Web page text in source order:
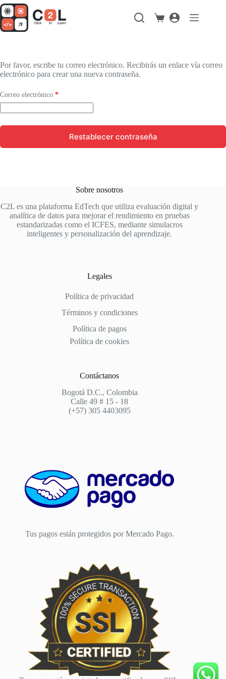
Saltar
al
contenido
Carro
Por favor, escribe tu correo electrónico. Recibirás un enlace vía correo
electrónico para crear una nueva contraseña.
Correo electrónico *Obligatorio
Restablecer contraseña
Sobre nosotros
C2L es una plataforma EdTech que utiliza evaluación digital y
analítica de datos para mejorar el rendimiento en pruebas
estandarizadas como el ICFES, mediante simulacros
inteligentes y personalización del aprendizaje.
Legales
Política de privacidad
Términos y condiciones
Política de pagos
Política de cookies
Contáctanos
Bogotá D.C., Colombia
Calle 49 # 15 - 18
(+57) 305 4403095
Tus pagos están protegidos por Mercado Pago.